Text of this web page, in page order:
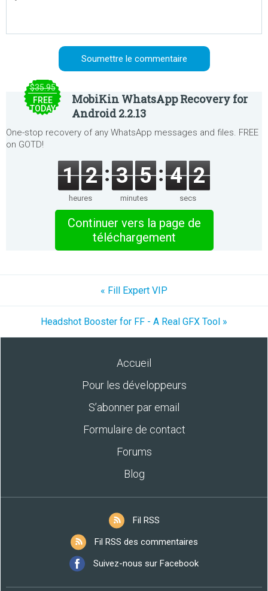
$35.95
FREE
TODAY
MobiKin WhatsApp Recovery for
Android 2.2.13
One-stop recovery of any WhatsApp messages and files. FREE
on GOTD!
1 2
heures
3 5
minutes
4 2
secs
Continuer vers la page de
téléchargement
« Fill Expert VIP
Headshot Booster for FF - A Real GFX Tool »
Accueil
Pour les développeurs
S’abonner par email
Formulaire de contact
Forums
Blog
Fil RSS
Fil RSS des commentaires
Suivez-nous sur Facebook